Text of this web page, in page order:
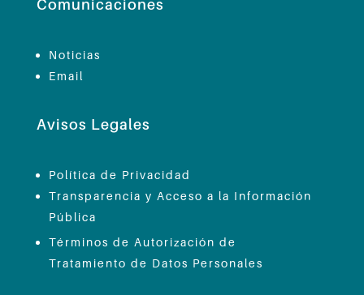
Comunicaciones
Noticias
Email
Avisos Legales
Política de Privacidad
Transparencia y Acceso a la Información
Pública
Términos de Autorización de
Tratamiento de Datos Personales